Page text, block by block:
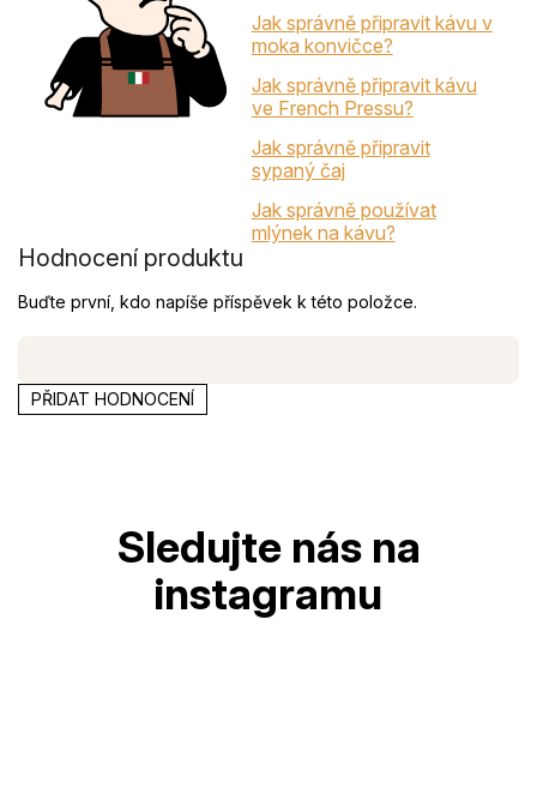
Jak správně připravit kávu v
moka konvičce?
Jak správně připravit kávu
ve French Pressu?
Jak správně připravit
sypaný čaj
Jak správně používat
mlýnek na kávu?
Hodnocení produktu
Buďte první, kdo napíše příspěvek k této položce.
PŘIDAT HODNOCENÍ